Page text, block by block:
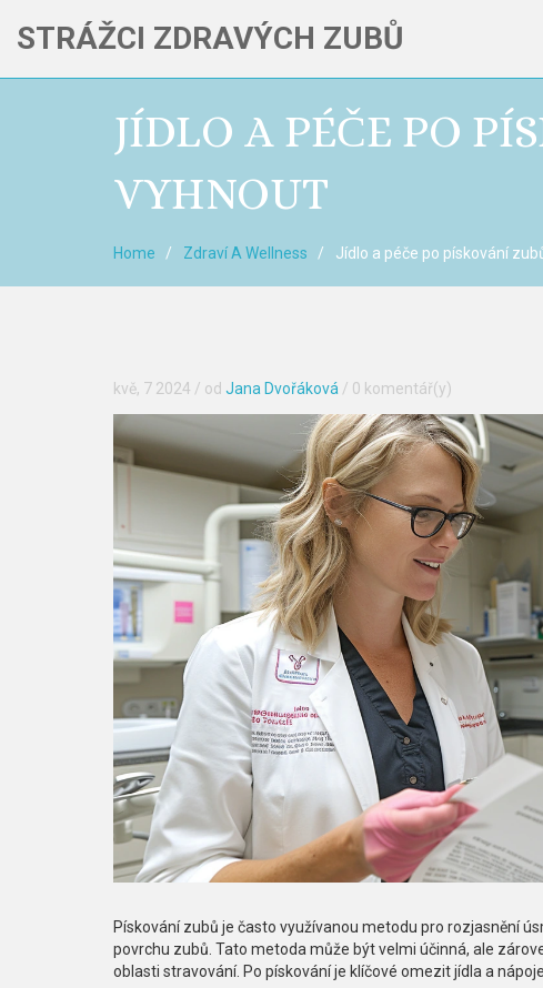
STRÁŽCI ZDRAVÝCH ZUBŮ
JÍDLO A PÉČE PO
VYHNOUT
Home Zdraví A Wellness Jídlo a péče po pískování
kvě, 7 2024 / od Jana Dvořáková / 0 komentář(y)
Pískování zubů je často využívanou metodu pro rozjasnění
povrchu zubů. Tato metoda může být velmi účinná, ale
oblasti stravování. Po pískování je klíčové omezit jídla a